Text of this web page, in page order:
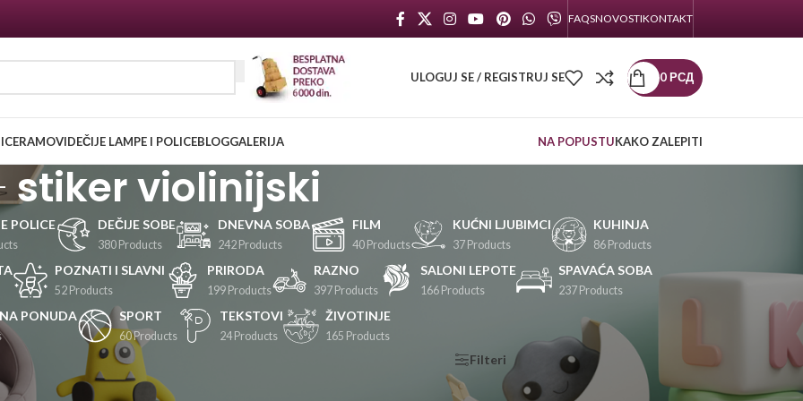
FAQSNOVOSTIKONTAKT
ULOGUJ SE / REGISTRUJ SE 0РСД
RAMOVIDEČIJE LAMPE I POLICEBLOGGALERIJA NA POPUSTUKAKO ZALEPITI
stiker violinijski
POLICE DEČIJE SOBE
380 Products
DNEVNA SOBA
242 Products
FILM
40 Products
KUĆNI LJUBIMCI
37 Products
KUHINJA
86 Products
POZNATI I SLAVNI
52 Products
PRIRODA
199 Products
RAZNO
397 Products
SALONI LEPOTE
166 Products
SPAVAĆA SOBA
237 Products
PONUDA SPORT
60 Products
TEKSTOVI
24 Products
ŽIVOTINJE
165 Products
Filteri
KATEGORIJE
PROIZVODA